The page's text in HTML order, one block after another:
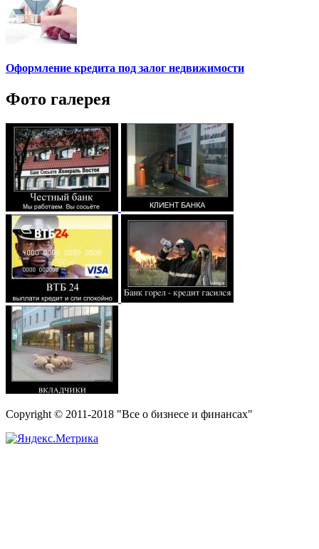
Оформление кредита под залог недвижимости
Фото галерея
Copyright © 2011-2018 "Все о бизнесе и финансах"